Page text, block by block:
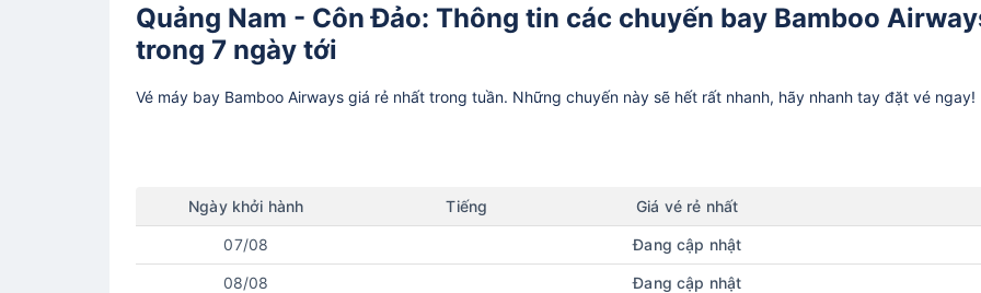
Quảng Nam - Côn Đảo: Thông tin các chuyến bay Bamboo
trong 7 ngày tới
Vé máy bay Bamboo Airways giá rẻ nhất trong tuần. Những chuyến này sẽ hết rất nhanh, hãy nhanh tay đặt vé ngay!
Ngày khởi hành Tiếng Giá vé rẻ nhất
07/08 Đang cập nhật
08/08 Đang cập nhật